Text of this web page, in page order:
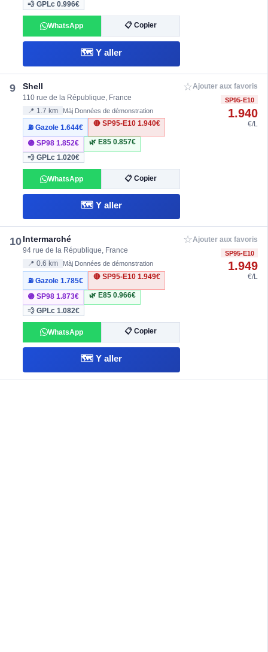
💨 GPLc0.996€
WhatsApp 📋 Copier
🗺️ Y aller
9 Shell
110 rue de la République, France
📍 1.7 km Màj Données de démonstration
⛽ Gazole1.644€
🔴 SP95-E10 1.940€
🟣 SP981.852€ 🌿 E85 0.857€
💨 GPLc1.020€
WhatsApp 📋 Copier
🗺️ Y aller
☆Ajouter aux favoris
SP95-E10
1.940
€/L
10Intermarché
94 rue de la République, France
📍 0.6 km Màj Données de démonstration
⛽ Gazole1.785€
🔴 SP95-E10 1.949€
🟣 SP981.873€ 🌿 E85 0.966€
💨 GPLc1.082€
WhatsApp 📋 Copier
🗺️ Y aller
☆Ajouter aux favoris
SP95-E10
1.949
€/L